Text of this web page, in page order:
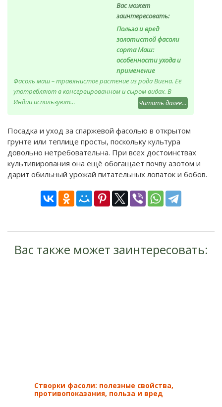
Вас может
заинтересовать:
Польза и вред
золотистой фасоли
сорта Маш:
особенности ухода и
применение
Фасоль маш – травянистое растение из рода Вигна. Её
употребляют в консервированном и сыром видах. В
Индии используют…
Читать далее…
Посадка и уход за спаржевой фасолью в открытом
грунте или теплице просты, поскольку культура
довольно нетребовательна. При всех достоинствах
культивирования она ещё обогащает почву азотом и
дарит обильный урожай питательных лопаток и бобов.
Вас также может заинтересовать:
Створки фасоли: полезные свойства,
противопоказания, польза и вред